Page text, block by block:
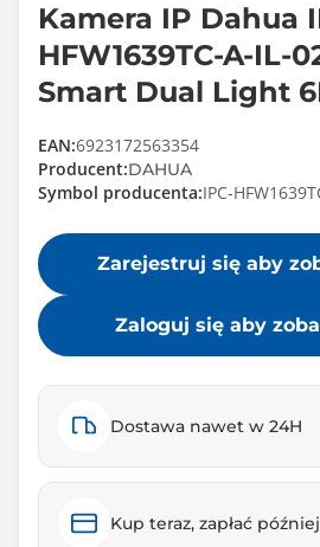
Kamera IP Dahua
HFW1639TC-A-IL-
Smart Dual Light
EAN:6923172563354
Producent:DAHUA
Symbol producenta:IPC-
Zarejestruj się aby
Zaloguj się aby
Dostawa nawet w 24H
Kup teraz, zapłać później